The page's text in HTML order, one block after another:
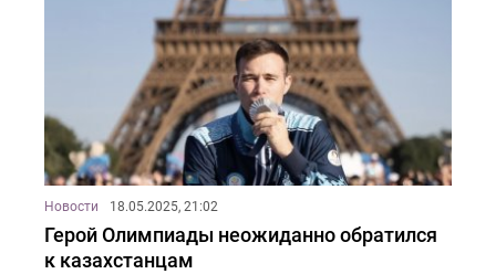
Новости 18.05.2025, 21:02
Герой Олимпиады неожиданно обратился
к казахстанцам